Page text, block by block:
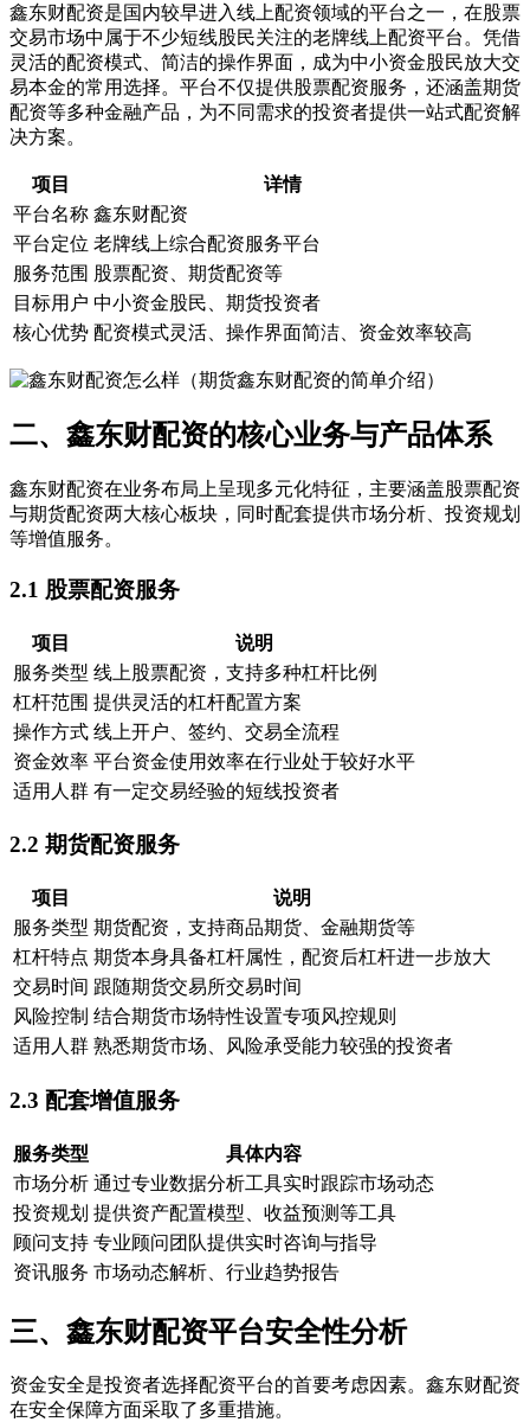
鑫东财配资是国内较早进入线上配资领域的平台之一，在股票
交易市场中属于不少短线股民关注的老牌线上配资平台。凭借
灵活的配资模式、简洁的操作界面，成为中小资金股民放大交
易本金的常用选择。平台不仅提供股票配资服务，还涵盖期货
配资等多种金融产品，为不同需求的投资者提供一站式配资解
决方案。
项目
详情
平台名称 鑫东财配资
平台定位 老牌线上综合配资服务平台
服务范围 股票配资、期货配资等
目标用户 中小资金股民、期货投资者
核心优势 配资模式灵活、操作界面简洁、资金效率较高
二、鑫东财配资的核心业务与产品体系
鑫东财配资在业务布局上呈现多元化特征，主要涵盖股票配资
与期货配资两大核心板块，同时配套提供市场分析、投资规划
等增值服务。
2.1 股票配资服务
项目
说明
服务类型 线上股票配资，支持多种杠杆比例
杠杆范围 提供灵活的杠杆配置方案
操作方式 线上开户、签约、交易全流程
资金效率 平台资金使用效率在行业处于较好水平
适用人群 有一定交易经验的短线投资者
2.2 期货配资服务
项目
说明
服务类型 期货配资，支持商品期货、金融期货等
杠杆特点 期货本身具备杠杆属性，配资后杠杆进一步放大
交易时间 跟随期货交易所交易时间
风险控制 结合期货市场特性设置专项风控规则
适用人群 熟悉期货市场、风险承受能力较强的投资者
2.3 配套增值服务
服务类型
具体内容
市场分析 通过专业数据分析工具实时跟踪市场动态
投资规划 提供资产配置模型、收益预测等工具
顾问支持 专业顾问团队提供实时咨询与指导
资讯服务 市场动态解析、行业趋势报告
三、鑫东财配资平台安全性分析
资金安全是投资者选择配资平台的首要考虑因素。鑫东财配资
在安全保障方面采取了多重措施。